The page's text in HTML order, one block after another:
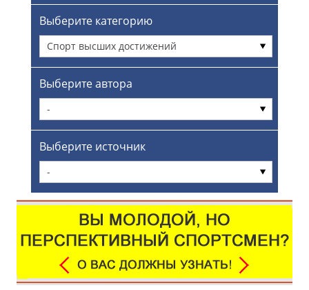
Выберите категорию
Спорт высших достижений
Выберите автора
-
Выберите источник
-